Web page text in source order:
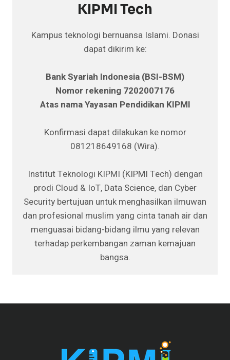
KIPMI Tech
Kampus teknologi bernuansa Islami. Donasi
dapat dikirim ke:
Bank Syariah Indonesia (BSI-BSM)
Nomor rekening 7202007176
Atas nama Yayasan Pendidikan KIPMI
Konfirmasi dapat dilakukan ke nomor
081218649168 (Wira).
Institut Teknologi KIPMI (KIPMI Tech) dengan
prodi Cloud & IoT, Data Science, dan Cyber
Security bertujuan untuk menghasilkan ilmuwan
dan profesional muslim yang cinta tanah air dan
menguasai bidang-bidang ilmu yang relevan
terhadap perkembangan zaman kemajuan
bangsa.